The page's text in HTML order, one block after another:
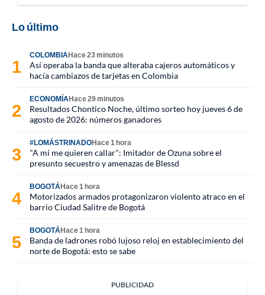
Lo último
COLOMBIAHace 23 minutos
Así operaba la banda que alteraba cajeros automáticos y
hacía cambiazos de tarjetas en Colombia
ECONOMÍAHace 29 minutos
Resultados Chontico Noche, último sorteo hoy jueves 6 de
agosto de 2026: números ganadores
#LOMÁSTRINADOHace 1 hora
"A mí me quieren callar": Imitador de Ozuna sobre el
presunto secuestro y amenazas de Blessd
BOGOTÁHace 1 hora
Motorizados armados protagonizaron violento atraco en el
barrio Ciudad Salitre de Bogotá
BOGOTÁHace 1 hora
Banda de ladrones robó lujoso reloj en establecimiento del
norte de Bogotá: esto se sabe
PUBLICIDAD